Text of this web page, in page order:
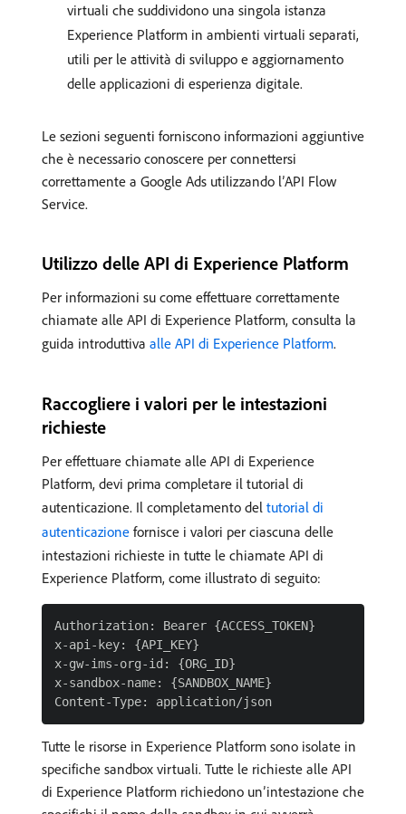
virtuali che suddividono una singola istanza
Experience Platform in ambienti virtuali separati,
utili per le attività di sviluppo e aggiornamento
delle applicazioni di esperienza digitale.
Le sezioni seguenti forniscono informazioni aggiuntive
che è necessario conoscere per connettersi
correttamente a Google Ads utilizzando l’API Flow
Service.
Utilizzo delle API di Experience Platform
Per informazioni su come effettuare correttamente
chiamate alle API di Experience Platform, consulta la
guida introduttiva alle API di Experience Platform.
Raccogliere i valori per le intestazioni
richieste
Per effettuare chiamate alle API di Experience
Platform, devi prima completare il tutorial di
autenticazione. Il completamento del tutorial di
autenticazione fornisce i valori per ciascuna delle
intestazioni richieste in tutte le chiamate API di
Experience Platform, come illustrato di seguito:
Authorization: Bearer {ACCESS_TOKEN}
x-api-key: {API_KEY}
x-gw-ims-org-id: {ORG_ID}
x-sandbox-name: {SANDBOX_NAME}
Tutte le risorse in Experience Platform sono isolate in
specifiche sandbox virtuali. Tutte le richieste alle API
di Experience Platform richiedono un’intestazione che